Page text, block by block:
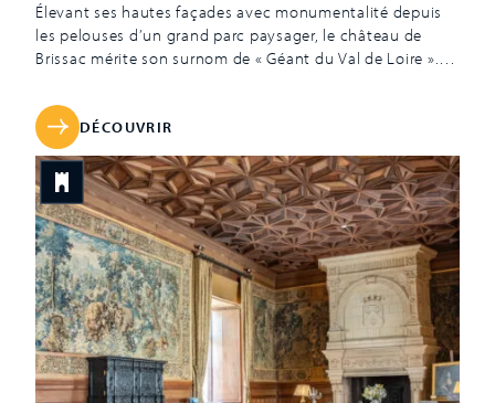
Élevant ses hautes façades avec monumentalité depuis
les pelouses d’un grand parc paysager, le château de
Brissac mérite son surnom de « Géant du Val de Loire ».
demi-millénaire, ce monument est surprenant par
l’originalité de son architecture : se côtoient en effet la
[…]
DÉCOUVRIR